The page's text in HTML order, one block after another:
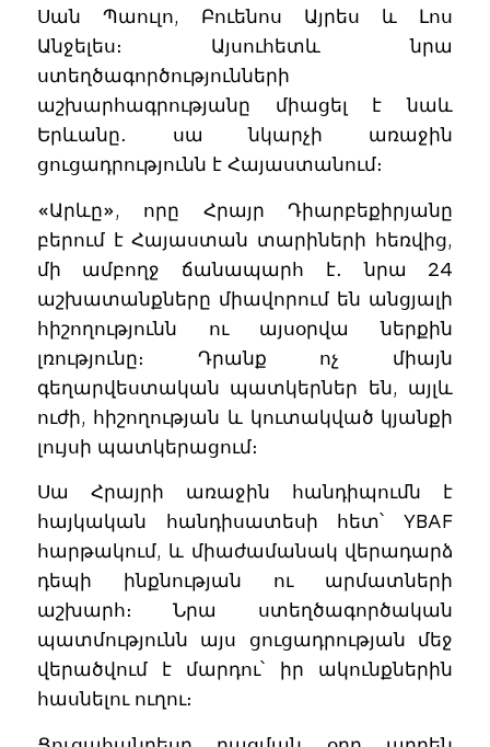
Սան Պաուլո, Բուենոս Այրես և Լոս
Անջելես։ Այսուհետև նրա
ստեղծագործությունների
աշխարհագրությանը միացել է նաև
Երևանը․ սա նկարչի առաջին
ցուցադրությունն է Հայաստանում։
«Արևը», որը Հրայր Դիարբեքիրյանը
բերում է Հայաստան տարիների հեռվից,
մի ամբողջ ճանապարհ է․ նրա 24
աշխատանքները միավորում են անցյալի
հիշողությունն ու այսօրվա ներքին
լռությունը։ Դրանք ոչ միայն
գեղարվեստական պատկերներ են, այլև
ուժի, հիշողության և կուտակված կյանքի
լույսի պատկերացում։
Սա Հրայրի առաջին հանդիպումն է
հայկական հանդիսատեսի հետ՝ YBAF
հարթակում, և միաժամանակ վերադարձ
դեպի ինքնության ու արմատների
աշխարհ։ Նրա ստեղծագործական
պատմությունն այս ցուցադրության մեջ
վերածվում է մարդու՝ իր ակունքներին
հասնելու ուղու։